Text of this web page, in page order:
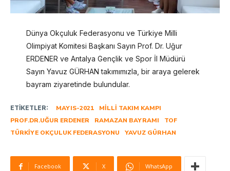
Dünya Okçuluk Federasyonu ve Türkiye Milli
Olimpiyat Komitesi Başkanı Sayın Prof. Dr. Uğur
ERDENER ve Antalya Gençlik ve Spor İl Müdürü
Sayın Yavuz GÜRHAN takımımızla, bir araya gelerek
bayram ziyaretinde bulundular.
ETIKETLER: MAYIS-2021
MILLI TAKIM KAMPI
PROF.DR.UĞUR ERDENER
RAMAZAN BAYRAMI
TOF
TÜRKIYE OKÇULUK FEDERASYONU
YAVUZ GÜRHAN
Facebook X WhatsApp